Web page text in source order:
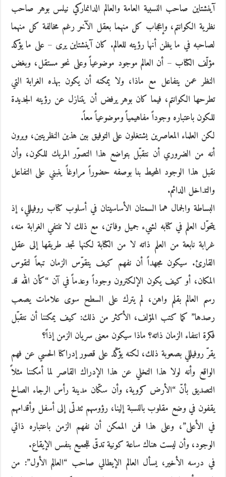
آينشتاين صاحب النسبية العامة والعالم الدانماركي نيلس بوهر صاحب
نظرية الكوانتم، وإعجاب كل منهما بعقل الآخر رغم مخالفة كل منهما
لصاحبه في ما يظن أنها رؤيته للعالم. كان آينشتاين يرى – على ما يؤكد
مؤلّف الكتاب – أن العالم موجود موضوعياً وعلى نحو مستقل، وبغض
النظر عمن يتفاعل مع ماذا، ولا يمكنه أن يكون بهذه الغرابة التي
تطرحها الكوانتم، فيما كان بوهر يرفض أن يتنازل عن رؤيته الجديدة
للكون باعتباره وجوداً مفاهيمياً وموضوعياً معاً.
لكن العلماء المعاصرين يشتغلون على التوفيق بين هذين النظريتين، ويرون
أنه من الضروري أن نتقبّل بتواضع هذا التصوّر المربك للكون، وأن
نقبل هذا الوجود المحيط بنا بوصفه حضوراً مراوغاً ينبني على التفاعل
والتداخل الدائم.
البساطة والجمال هما السمتان الأساسيتان في أسلوب كتاب روفيللي، إذ
يتحوّل العلم في كتابه لشيء جميل وفاتن، مع ذلك لا تنتفي الغرابة منه،
غرابة نابعة من العلم ذاته لا من الكتابة لكنها تجد طريقها إلى عقل
القارئ. سيكون مجهداً أن نفهم كيف يتقوّس الزمان تبعاً لتقوس
المكان، أو كيف يكون الإلكترون وجوداً وعدماً في آن “كأن الله قد
رسم العالم بقلم واهن، لم يترك على السطح سوى علامات يصعب
رصدها” كما كتب المؤلف، الأكثر من ذلك: كيف يمكننا أن نتقبّل
فكرة انتفاء الزمان ذاته؟ ماذا سيكون معنى سريان الزمن إذاً؟
يقرّ روفيللي بصعوبة ذلك، لكنه يؤكّد على قصور إدراكنا الحسي عن فهم
الواقع وأنه لولا هذا التخلي عن هذا الإدراك القاصر لما أمكننا مثلاً
التصديق بأنّ “الأرض كروية، وأن سكّان مدينة رأس الرجاء الصالح
يقفون في وضع مقلوب بالنسبة إلينا، رؤوسهم تتدلّى إلى أسفل وأقدامهم
في الأعلى”، وعلى هذا فمن الممكن أن نفهم الزمن باعتباره ذاتي
الوجود، وأن ليست هناك ساعة كونية تدقّ للجميع بنفس الإيقاع.
في درسه الأخير، يسأل العالم الإيطالي صاحب “العالِم الأول”: من